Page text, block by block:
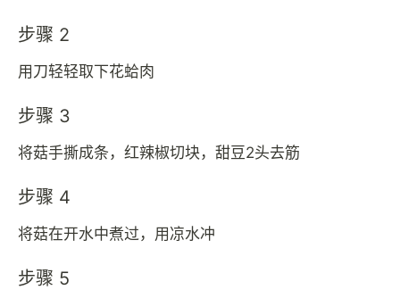
步骤 2
用刀轻轻取下花蛤肉
步骤 3
将菇手撕成条，红辣椒切块，甜豆2头去筋
步骤 4
将菇在开水中煮过，用凉水冲
步骤 5